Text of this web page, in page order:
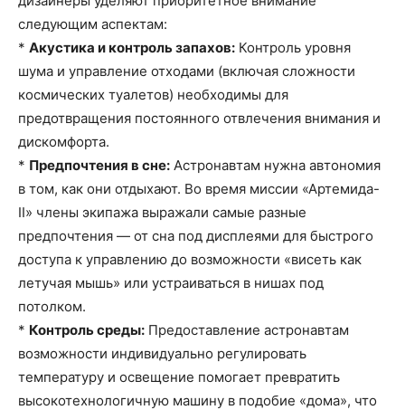
следующим аспектам:
* Акустика и контроль запахов: Контроль уровня
шума и управление отходами (включая сложности
космических туалетов) необходимы для
предотвращения постоянного отвлечения внимания и
дискомфорта.
* Предпочтения в сне: Астронавтам нужна автономия
в том, как они отдыхают. Во время миссии «Артемида-
II» члены экипажа выражали самые разные
предпочтения — от сна под дисплеями для быстрого
доступа к управлению до возможности «висеть как
летучая мышь» или устраиваться в нишах под
потолком.
* Контроль среды: Предоставление астронавтам
возможности индивидуально регулировать
температуру и освещение помогает превратить
высокотехнологичную машину в подобие «дома», что